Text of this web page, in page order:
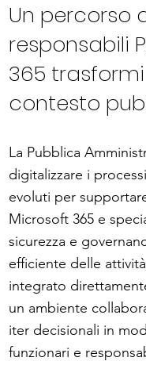
Un percorso
responsabili
365
contesto
La Pubblica
digitalizzare i
evoluti per
Microsoft 365 e
sicurezza e
efficiente delle
integrato
un ambiente
iter decisionali in
funzionari e